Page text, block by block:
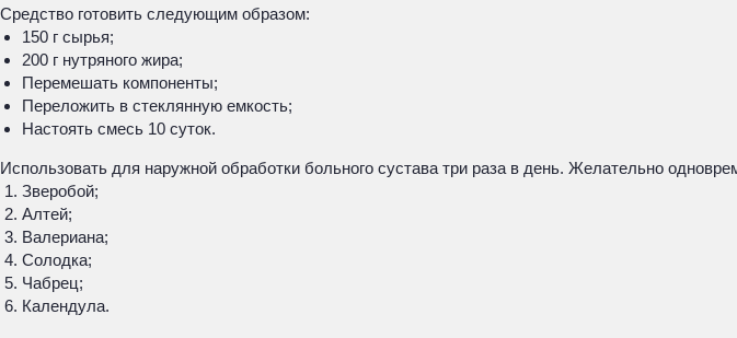
Средство готовить следующим образом:
150 г сырья;
200 г нутряного жира;
Перемешать компоненты;
Переложить в стеклянную емкость;
Настоять смесь 10 суток.
Использовать для наружной обработки больного сустава три раза в день. Желательно
Зверобой;
Алтей;
Валериана;
Солодка;
Чабрец;
Календула.